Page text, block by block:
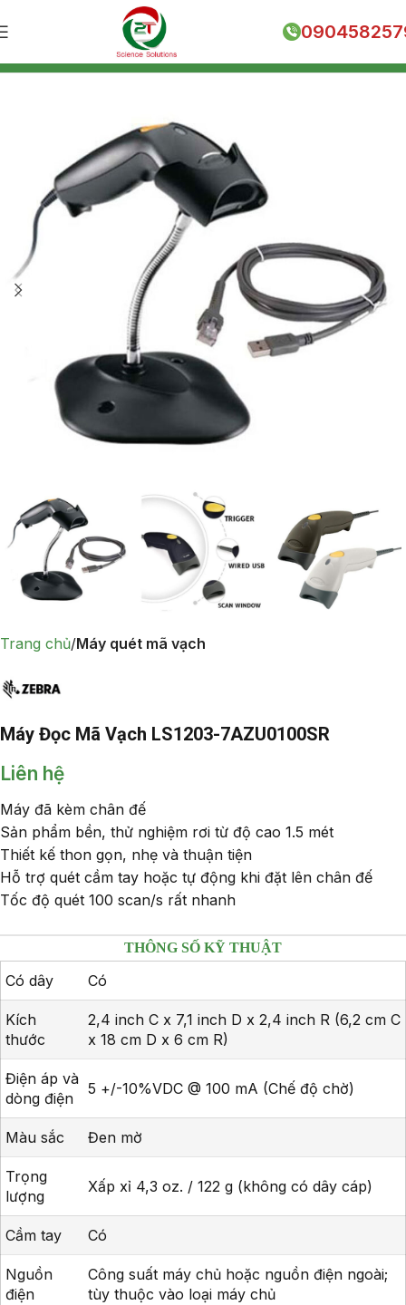
Trang chủ Máy quét mã vạch
Máy Đọc Mã Vạch LS1203-7AZU0100SR
Liên hệ
Máy đã kèm chân đế
Sản phẩm bền, thử nghiệm rơi từ độ cao 1.5 mét
Thiết kế thon gọn, nhẹ và thuận tiện
Hỗ trợ quét cầm tay hoặc tự động khi đặt lên chân đế
Tốc độ quét 100 scan/s rất nhanh
THÔNG SỐ KỸ THUẬT
Có dây Có
Kích
thước
2,4 inch C x 7,1 inch D x 2,4 inch R (6,2 cm C
x 18 cm D x 6 cm R)
Điện áp và
dòng điện
5 +/-10%VDC @ 100 mA (Chế độ chờ)
Màu sắc Đen mờ
Trọng
lượng
Xấp xỉ 4,3 oz. / 122 g (không có dây cáp)
Cầm tay Có
Nguồn
điện
Công suất máy chủ hoặc nguồn điện ngoài;
tùy thuộc vào loại máy chủ